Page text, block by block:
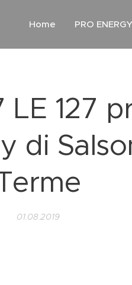
Home PRO ENERGY
LE 127
di
01.08.2019